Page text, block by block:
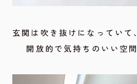
玄関は吹き抜けになっていて
開放的で気持ちのいい空